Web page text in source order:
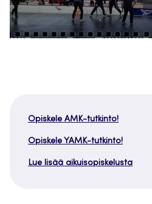
Opiskele AMK-tutkinto!
Opiskele YAMK-tutkinto!
Lue lisää aikuisopiskelusta